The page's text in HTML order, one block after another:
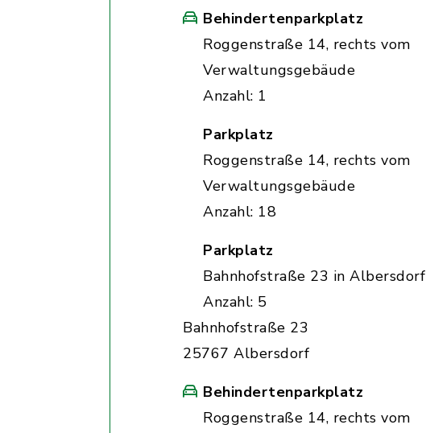
Behindertenparkplatz
Roggenstraße 14, rechts vom
Verwaltungsgebäude
Anzahl: 1
Parkplatz
Roggenstraße 14, rechts vom
Verwaltungsgebäude
Anzahl: 18
Parkplatz
Bahnhofstraße 23 in Albersdorf
Anzahl: 5
Bahnhofstraße 23
25767 Albersdorf
Behindertenparkplatz
Roggenstraße 14, rechts vom